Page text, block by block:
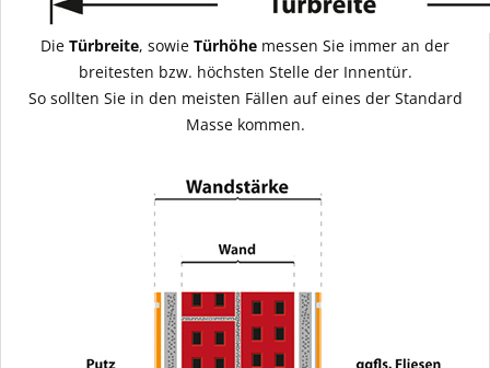
Die Türbreite, sowie Türhöhe messen Sie immer an der
breitesten bzw. höchsten Stelle der Innentür.
So sollten Sie in den meisten Fällen auf eines der Standard
Masse kommen.